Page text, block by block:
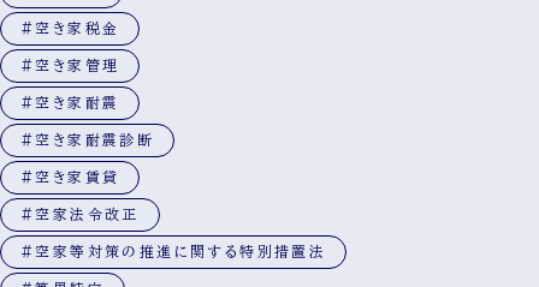
#空き家税金
#空き家管理
#空き家耐震
#空き家耐震診断
#空き家賃貸
#空家法令改正
#空家等対策の推進に関する特別措置法